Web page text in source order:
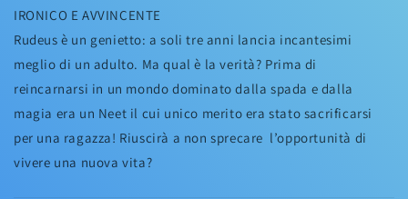
IRONICO E AVVINCENTE
Rudeus è un genietto: a soli tre anni lancia incantesimi
meglio di un adulto. Ma qual è la verità? Prima di
reincarnarsi in un mondo dominato dalla spada e dalla
magia era un Neet il cui unico merito era stato sacrificarsi
per una ragazza! Riuscirà a non sprecare l’opportunità di
vivere una nuova vita?